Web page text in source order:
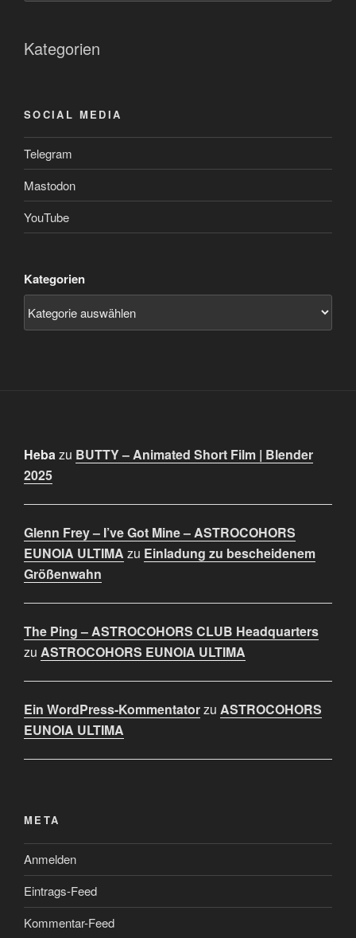
Kategorien
SOCIAL MEDIA
Telegram
Mastodon
YouTube
Kategorien
Hebazu BUTTY – Animated Short Film | Blender
2025
Glenn Frey – I’ve Got Mine – ASTROCOHORS
EUNOIA ULTIMA zu Einladung zu bescheidenem
Größenwahn
The Ping – ASTROCOHORS CLUB Headquarters
zu ASTROCOHORS EUNOIA ULTIMA
Ein WordPress-Kommentatorzu ASTROCOHORS
EUNOIA ULTIMA
META
Anmelden
Eintrags-Feed
Kommentar-Feed